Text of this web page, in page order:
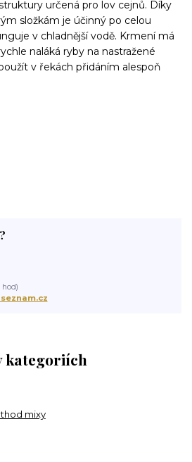
určená pro lov cejnů. Díky
složkám je účinný po celou
v chladnější vodě. Krmenímá
naláká ryby na nastražené
v řekách přidáním alespoň
kategoriích
mixy
hod)